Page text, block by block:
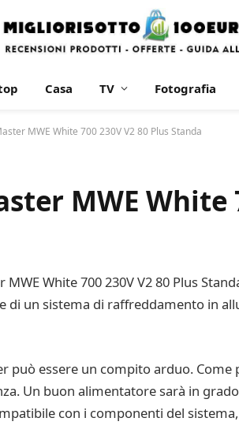
Casa TV Fotografia
MWE White 700 230V V2 80 Plus Standa
MWE White
White 700 230V V2 80 Plus
di un sistema di raffreddamento in
essere un compito arduo. Come
Un buon alimentatore sarà in
con i componenti del